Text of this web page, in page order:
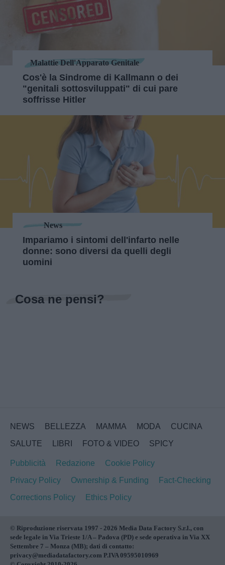
Malattie Dell'Apparato Genitale
Cos'è la Sindrome di Kallmann o dei
"genitali sottosviluppati" di cui pare
soffrisse Hitler
News
Impariamo i sintomi dell'infarto nelle
donne: sono diversi da quelli degli
uomini
Cosa ne pensi?
NEWS BELLEZZA MAMMA MODA
CUCINA
SALUTE
LIBRI FOTO & VIDEO SPICY
Pubblicità Redazione
Cookie Policy
Privacy Policy
Ownership & Funding
Fact-Checking
Corrections Policy
Ethics Policy
© Riproduzione riservata 1997 - 2026 Media Data Factory S.r.l., con
sede legale in Via Trieste 1/A – Padova (PD) e sede operativa in Via XX
Settembre 7 – Monza (MB); dati di contatto:
privacy@mediadatafactory.com P.IVA 09595010969